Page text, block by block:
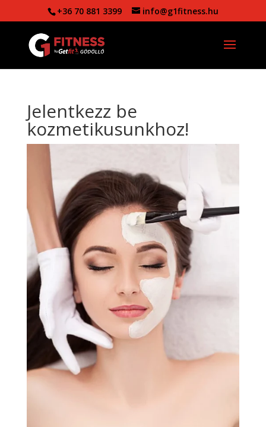
+36 70 881 3399 info@g1fitness.hu
Jelentkezz be
kozmetikusunkhoz!